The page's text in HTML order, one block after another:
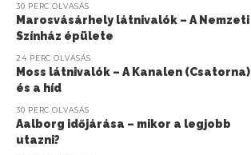
30 PERC OLVASÁS
Marosvásárhely látnivalók – A Nemzeti
Színház épülete
24 PERC OLVASÁS
Moss látnivalók – A Kanalen (Csatorna)
és a híd
30 PERC OLVASÁS
Aalborg időjárása – mikor a legjobb
utazni?